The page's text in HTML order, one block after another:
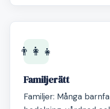
👨‍👩‍👧
Familjerätt
Familjer: Många